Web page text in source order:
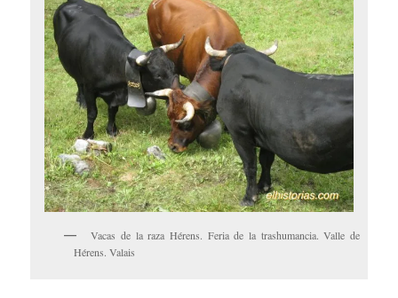
Vacas de la raza Hérens. Feria de la trashumancia. Valle de
Hérens. Valais